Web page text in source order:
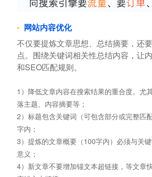
网站内容优化
不仅要提炼文章思想、总结摘要，还
点。围绕关键词相关性总结内容，让
和SEO匹配规则。
1）降低文章内容在搜索结果的重合度。尤
落主题、内容摘要等；
2）标题包含关键词（可包含部分或完整匹
字内；
3）提炼的文章概要（100字内）必须与关
意义；
4）新文章不要增加锚文本超链接，等文章